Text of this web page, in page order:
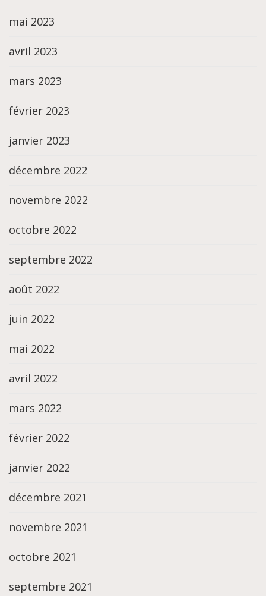
mai 2023
avril 2023
mars 2023
février 2023
janvier 2023
décembre 2022
novembre 2022
octobre 2022
septembre 2022
août 2022
juin 2022
mai 2022
avril 2022
mars 2022
février 2022
janvier 2022
décembre 2021
novembre 2021
octobre 2021
septembre 2021